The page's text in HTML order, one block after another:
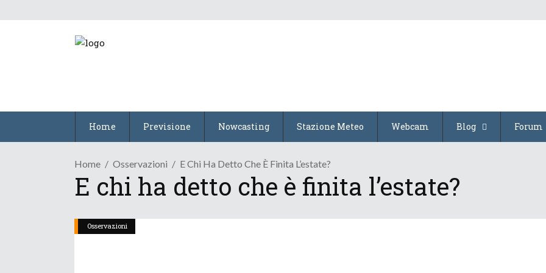
Home Previsione Nowcasting Stazione Meteo Webcam Blog Forum
Home Osservazioni E Chi Ha Detto Che È Finita L’estate?
E chi ha detto che è finita l’estate?
Osservazioni